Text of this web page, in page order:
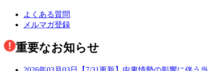
よくある質問
メルマガ登録
重要なお知らせ